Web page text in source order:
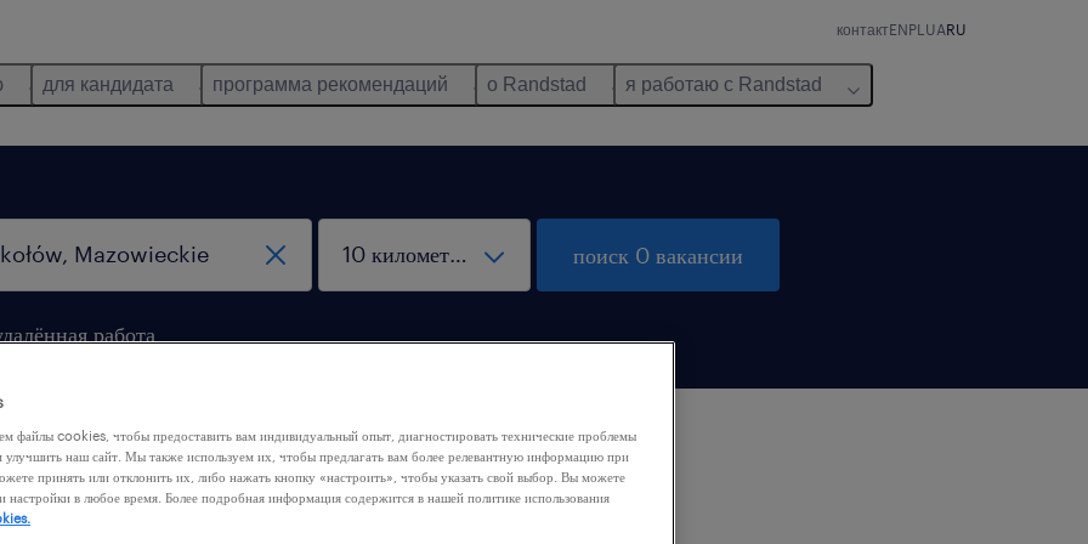
контактENPL UARU
для кандидата программа рекомендаций о Randstad я работаю с Randstad
работа
поиск 0 вакансии
никакой работы с этими фильтрами. Попробуйте
файлы cookies, чтобы предоставить вам индивидуальный опыт, диагностировать технические проблемы
наш сайт. Мы также используем их, чтобы предлагать вам более релевантную информацию при
принять или отклонить их, либо нажать кнопку «настроить», чтобы указать свой выбор. Вы можете
настройки в любое время. Более подробная информация содержится в нашей политике использования